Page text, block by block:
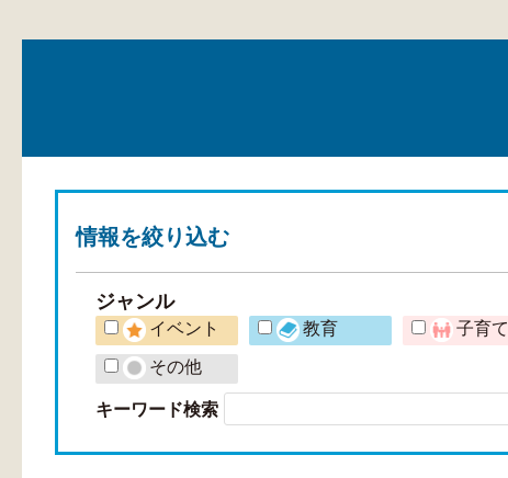
情報を絞り込む
ジャンル
イベント 教育 子育て
その他
キーワード検索